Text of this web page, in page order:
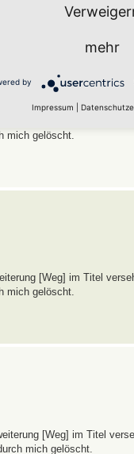
[Weg] im Titel
mich gelöscht.
[Weg] im Titel
mich gelöscht.
[Weg] im Titel
mich gelöscht.
mehr
by
Impressum